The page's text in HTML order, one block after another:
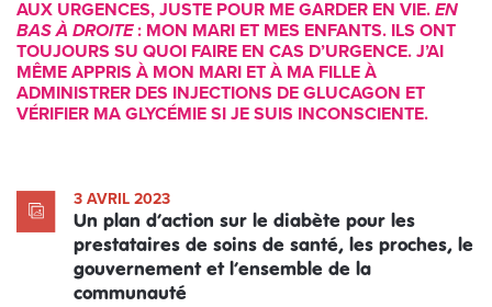
AUX URGENCES, JUSTE POUR ME GARDER EN VIE. EN
BAS À DROITE: MON MARI ET MES ENFANTS. ILS ONT
TOUJOURS SU QUOI FAIRE EN CAS D’URGENCE. J’AI
MÊME APPRIS À MON MARI ET À MA FILLE À
ADMINISTRER DES INJECTIONS DE GLUCAGON ET
VÉRIFIER MA GLYCÉMIE SI JE SUIS INCONSCIENTE.
3 AVRIL 2023
Un plan d’action sur le diabète pour les
prestataires de soins de santé, les proches, le
gouvernement et l’ensemble de la
communauté